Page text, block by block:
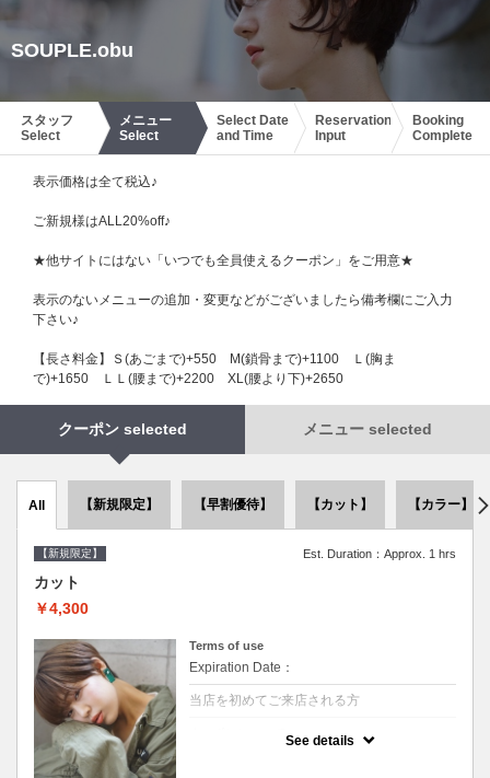
SOUPLE.obu
スタッフ
Select
メニュー
Select
Select Date
and Time
Reservation
Input
Booking
Complete
表示価格は全て税込♪
ご新規様はALL20%off♪
★他サイトにはない「いつでも全員使えるクーポン」をご用意★
表示のないメニューの追加・変更などがございましたら備考欄にご入力
下さい♪
【長さ料金】Ｓ(あごまで)+550 М(鎖骨まで)+1100 Ｌ(胸ま
で)+1650 ＬＬ(腰まで)+2200 XL(腰より下)+2650
クーポン selected メニュー selected
All 【新規限定】 【早割優待】 【カット】 【カラー】
【新規限定】 Est. Duration：Approx. 1 hrs
カット
￥4,300
Terms of use
Expiration Date：
当店を初めてご来店される方
See details